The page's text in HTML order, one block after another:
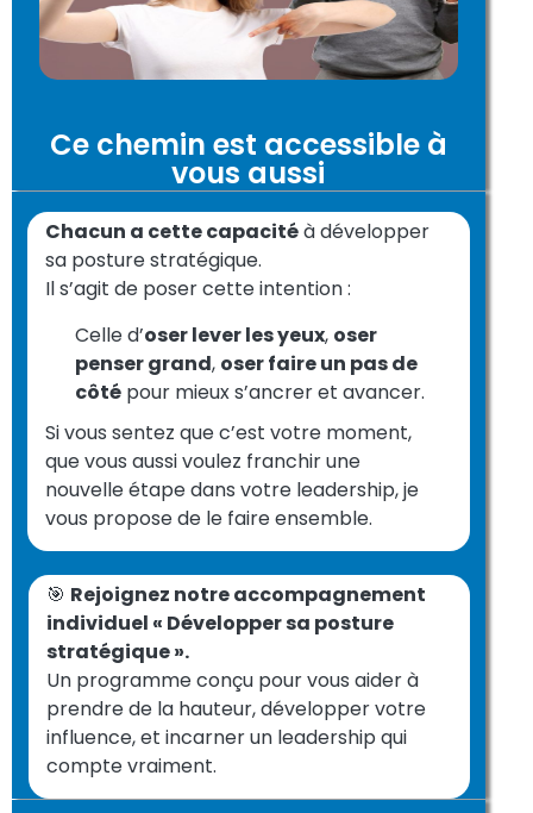
Ce chemin est accessible à
vous aussi
Chacun a cette capacitéà développer
sa posture stratégique.
Il s’agit de poser cette intention :
Celle d’oser lever les yeux, oser
penser grand, oser faire un pas de
côté pour mieux s’ancrer et avancer.
Si vous sentez que c’est votre moment,
que vous aussi voulez franchir une
nouvelle étape dans votre leadership, je
vous propose de le faire ensemble.
🎯 Rejoignez notre accompagnement
individuel « Développer sa posture
stratégique ».
Un programme conçu pour vous aider à
prendre de la hauteur, développer votre
influence, et incarner un leadership qui
compte vraiment.